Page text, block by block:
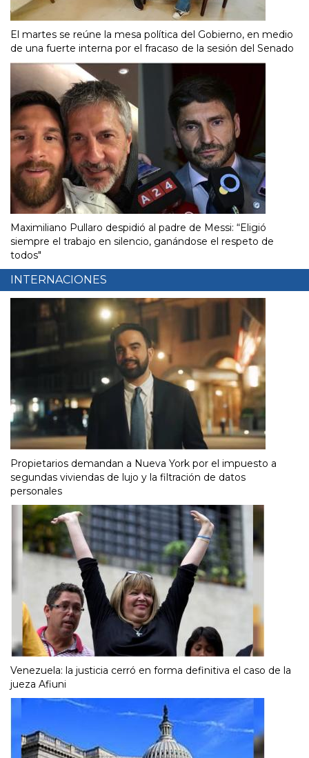
El martes se reúne la mesa política del Gobierno, en medio
de una fuerte interna por el fracaso de la sesión del Senado
Maximiliano Pullaro despidió al padre de Messi: “Eligió
siempre el trabajo en silencio, ganándose el respeto de
todos"
INTERNACIONES
Propietarios demandan a Nueva York por el impuesto a
segundas viviendas de lujo y la filtración de datos
personales
Venezuela: la justicia cerró en forma definitiva el caso de la
jueza Afiuni